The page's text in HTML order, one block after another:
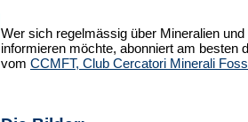
Wer sich regelmässig über Mineralien
informieren möchte, abonniert am besten
vom CCMFT, Club Cercatori Minerali